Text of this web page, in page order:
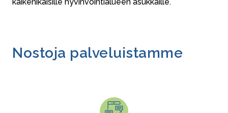
Nostoja palveluistamme